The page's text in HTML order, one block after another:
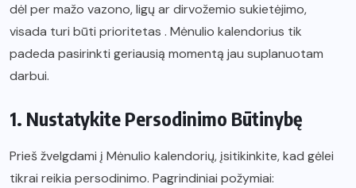
dėl per mažo vazono, ligų ar dirvožemio sukietėjimo,
visada turi būti prioritetas . Mėnulio kalendorius tik
padeda pasirinkti geriausią momentą jau suplanuotam
darbui.
1. Nustatykite Persodinimo Būtinybę
Prieš žvelgdami į Mėnulio kalendorių, įsitikinkite, kad gėlei
tikrai reikia persodinimo. Pagrindiniai požymiai: